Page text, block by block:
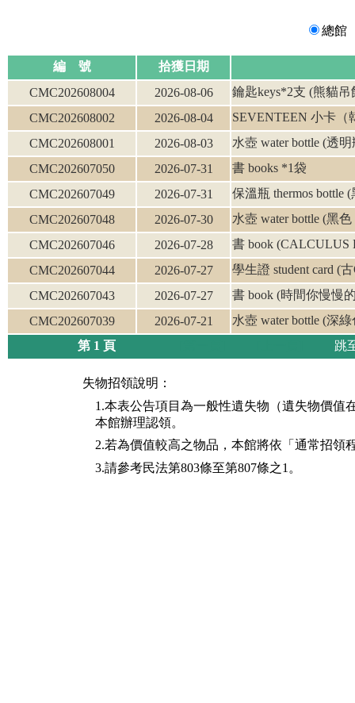
總館
編 號
拾獲日期
CMC202608004
2026-08-06
鑰匙keys*2支 (熊貓吊
CMC202608002
2026-08-04
SEVENTEEN 小卡（
CMC202608001
2026-08-03
水壺 water bottle (透
CMC202607050
2026-07-31
書 books *1袋
CMC202607049
2026-07-31
保溫瓶 thermos bottle
CMC202607048
2026-07-30
水壺 water bottle (黑色
CMC202607046
2026-07-28
書 book (CALCULUS
CMC202607044
2026-07-27
學生證 student card (
CMC202607043
2026-07-27
書 book (時間你慢慢
CMC202607039
2026-07-21
水壺 water bottle (深
第 1 頁
跳
失物招領說明：
1.本表公告項目為一般性遺失物（遺失物價值
本館辦理認領。
2.若為價值較高之物品，本館將依「通常招領
3.請參考民法第803條至第807條之1。